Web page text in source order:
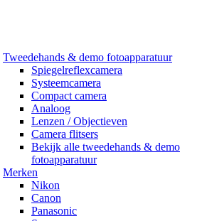
Tweedehands & demo fotoapparatuur
Spiegelreflexcamera
Systeemcamera
Compact camera
Analoog
Lenzen / Objectieven
Camera flitsers
Bekijk alle tweedehands & demo
fotoapparatuur
Merken
Nikon
Canon
Panasonic